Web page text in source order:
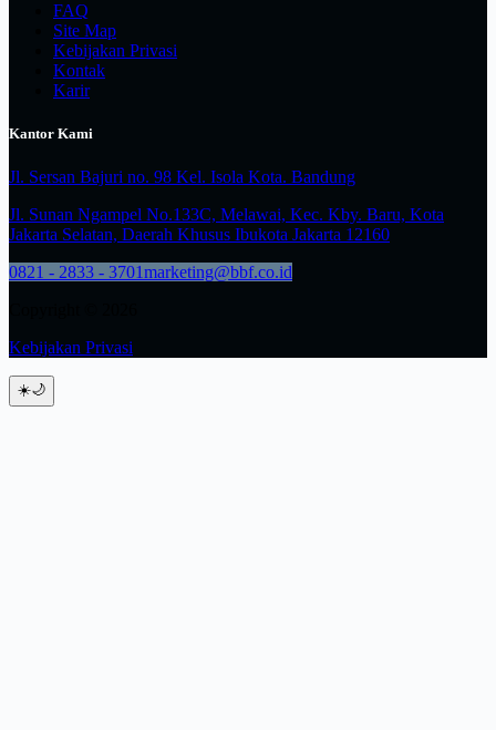
FAQ
Site Map
Kebijakan Privasi
Kontak
Karir
Kantor Kami
Jl. Sersan Bajuri no. 98 Kel. Isola Kota. Bandung
Jl. Sunan Ngampel No.133C, Melawai, Kec. Kby. Baru, Kota
Jakarta Selatan, Daerah Khusus Ibukota Jakarta 12160
0821 - 2833 - 3701marketing@bbf.co.id
Kebijakan Privasi
☀️🌙